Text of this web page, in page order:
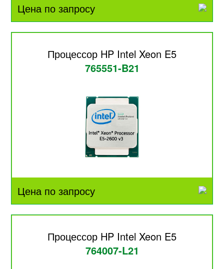
Цена по запросу
Процессор HP Intel Xeon E5
765551-B21
Цена по запросу
Процессор HP Intel Xeon E5
764007-L21